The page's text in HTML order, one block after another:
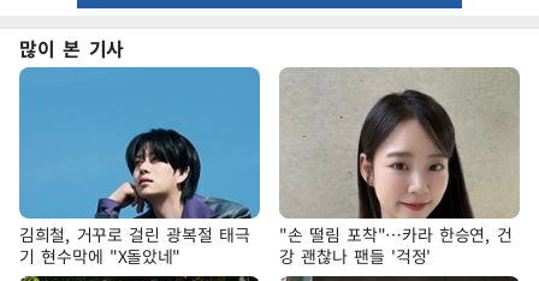
많이 본 기사
김희철, 거꾸로 걸린 광복절 태극
기 현수막에 "X돌았네"
"손 떨림 포착"…카라 한승연, 건
강 괜찮나 팬들 '걱정'